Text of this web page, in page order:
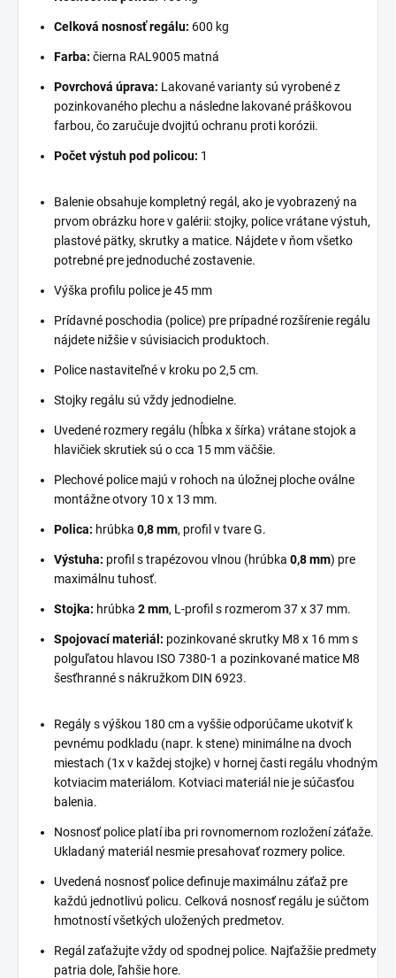
Celková nosnosť regálu: 600 kg
Farba: čierna RAL9005 matná
Povrchová úprava: Lakované varianty sú vyrobené z
pozinkovaného plechu a následne lakované práškovou
farbou, čo zaručuje dvojitú ochranu proti korózii.
Počet výstuh pod policou: 1
Balenie obsahuje kompletný regál, ako je vyobrazený na
prvom obrázku hore v galérii: stojky, police vrátane výstuh,
plastové pätky, skrutky a matice. Nájdete v ňom všetko
potrebné pre jednoduché zostavenie.
Výška profilu police je 45 mm
Prídavné poschodia (police) pre prípadné rozšírenie regálu
nájdete nižšie v súvisiacich produktoch.
Police nastaviteľné v kroku po 2,5 cm.
Stojky regálu sú vždy jednodielne.
Uvedené rozmery regálu (hĺbka x šírka) vrátane stojok a
hlavičiek skrutiek sú o cca 15 mm väčšie.
Plechové police majú v rohoch na úložnej ploche oválne
montážne otvory 10 x 13 mm.
Polica: hrúbka 0,8 mm, profil v tvare G.
Výstuha: profil s trapézovou vlnou (hrúbka 0,8 mm) pre
maximálnu tuhosť.
Stojka: hrúbka 2 mm, L-profil s rozmerom 37 x 37 mm.
Spojovací materiál: pozinkované skrutky M8 x 16 mm s
polguľatou hlavou ISO 7380-1 a pozinkované matice M8
šesťhranné s nákružkom DIN 6923.
Regály s výškou 180 cm a vyššie odporúčame ukotviť k
pevnému podkladu (napr. k stene) minimálne na dvoch
miestach (1x v každej stojke) v hornej časti regálu vhodným
kotviacim materiálom. Kotviaci materiál nie je súčasťou
balenia.
Nosnosť police platí iba pri rovnomernom rozložení záťaže.
Ukladaný materiál nesmie presahovať rozmery police.
Uvedená nosnosť police definuje maximálnu záťaž pre
každú jednotlivú policu. Celková nosnosť regálu je súčtom
hmotností všetkých uložených predmetov.
Regál zaťažujte vždy od spodnej police. Najťažšie predmety
patria dole, ľahšie hore.